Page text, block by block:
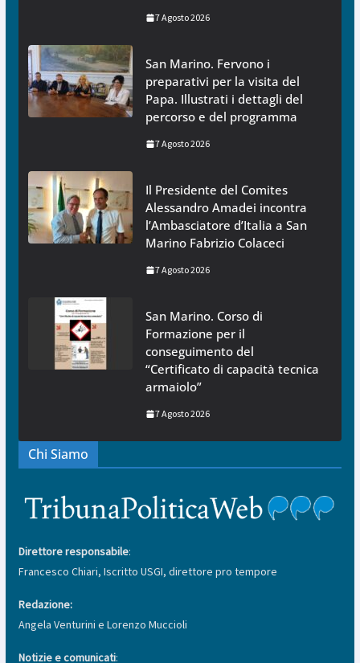
7 Agosto 2026
San Marino. Fervono i
preparativi per la visita del
Papa. Illustrati i dettagli del
percorso e del programma
7 Agosto 2026
Il Presidente del Comites
Alessandro Amadei incontra
l’Ambasciatore d’Italia a San
Marino Fabrizio Colaceci
7 Agosto 2026
San Marino. Corso di
Formazione per il
conseguimento del
“Certificato di capacità tecnica
armaiolo”
7 Agosto 2026
Chi Siamo
Direttore responsabile:
Francesco Chiari, Iscritto USGI, direttore pro tempore
Redazione:
Angela Venturini e Lorenzo Muccioli
Notizie e comunicati: